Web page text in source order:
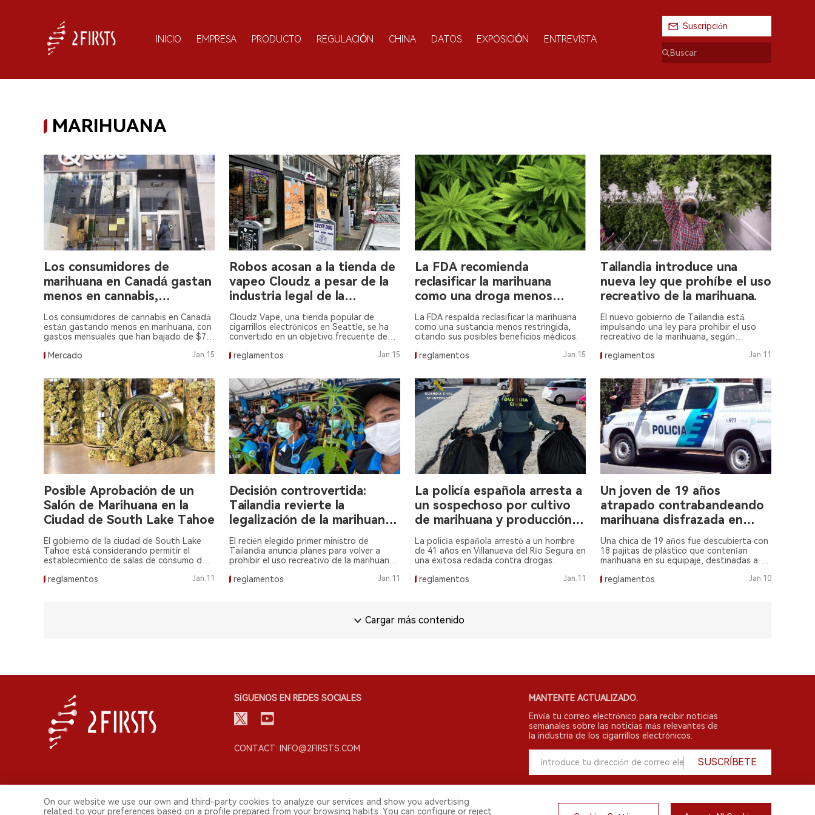
INICIO EMPRESA PRODUCTO REGULACIÓN CHINA DATOS EXPOSICIÓN ENTREVISTA
Suscripción
MARIHUANA
Los consumidores de
marihuana en Canadá gastan
menos en cannabis,
aumentan las compras
legales.
Los consumidores de cannabis en Canadá
están gastando menos en marihuana, con
gastos mensuales que han bajado de $73
realizada por leaffaires.
Mercado Jan.15
Robos acosan a la tienda de
vapeo Cloudz a pesar de la
industria legal de la
marihuana.
Cloudz Vape, una tienda popular de
cigarrillos electrónicos en Seattle, se ha
convertido en un objetivo frecuente de
reglamentos
Jan.15
La FDA recomienda
reclasificar la marihuana
como una droga menos
restringida.
La FDA respalda reclasificar la marihuana
como una sustancia menos restringida,
citando sus posibles beneficios médicos.
reglamentos
Jan.15
Tailandia introduce una
nueva ley que prohíbe el uso
recreativo de la marihuana.
El nuevo gobierno de Tailandia está
impulsando una ley para prohibir el uso
recreativo de la marihuana, según
enero.
reglamentos Jan.11
Posible Aprobación de un
Salón de Marihuana en la
Ciudad de South Lake Tahoe
El gobierno de la ciudad de South Lake
Tahoe está considerando permitir el
establecimiento de salas de consumo de
programada para el 23 de enero.
reglamentos Jan.11
Decisión controvertida:
Tailandia revierte la
legalización de la marihuana
en medio de un nuevo
gobierno.
El recién elegido primer ministro de
Tailandia anuncia planes para volver a
prohibir el uso recreativo de la marihuana
reglamentos
Jan.11
La policía española arresta a
un sospechoso por cultivo
de marihuana y producción
de drogas.
La policía española arrestó a un hombre
de 41 años en Villanueva del Río Segura en
una exitosa redada contra drogas.
reglamentos
Jan.11
Un joven de 19 años
atrapado contrabandeando
marihuana disfrazada en
pajitas selladas.
Una chica de 19 años fue descubierta con
18 pajitas de plástico que contenían
marihuana en su equipaje, destinadas a un
investigando este nuevo método de
reglamentos Jan.10
Cargar más contenido
SÍGUENOS EN REDES SOCIALES
CONTACT: INFO@2FIRSTS.COM
MANTENTE ACTUALIZADO.
Envía tu correo electrónico para recibir noticias
semanales sobre las noticias más relevantes de
la industria de los cigarrillos electrónicos.
SUSCRÍBETE
On our website we use our own and third-party cookies to analyze our services and show you advertising
related to your preferences based on a profile prepared from your browsing habits. You can configure or reject